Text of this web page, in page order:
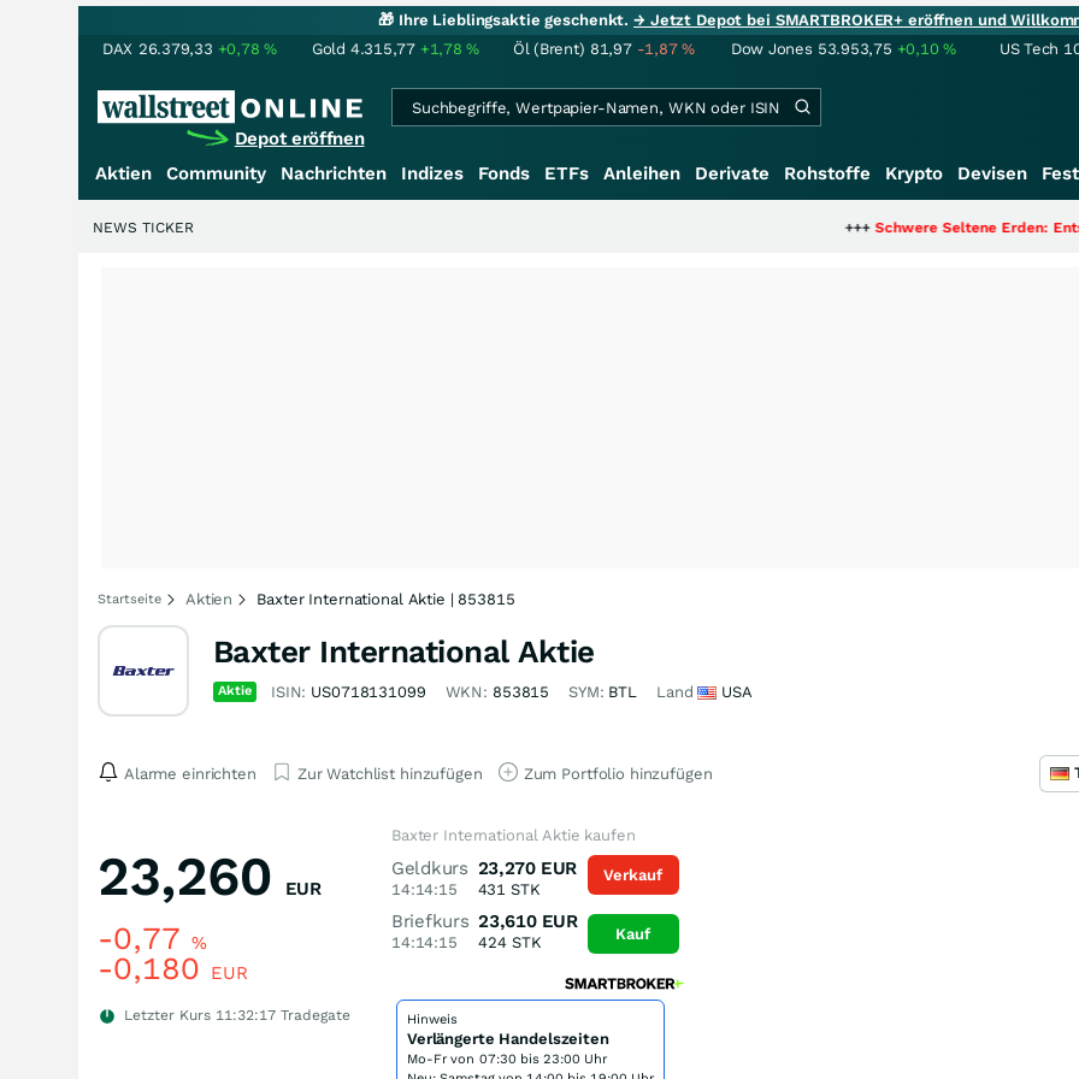
🎁 Ihre Lieblingsaktie geschenkt.→ Jetzt Depot bei SMARTBROKER+ eröffnen und
DAX 26.379,33 +0,78% Gold 4.315,77 +1,78% Öl (Brent) 81,97 -1,87% Dow Jones 53.953,75 +0,10% US Tech
Depot eröffnen
Aktien Community Nachrichten Indizes Fonds ETFs Anleihen Derivate Rohstoffe Krypto Devisen
Schwere Seltene Erden: Entsteht hier
NEWS TICKER
Startseite Aktien Baxter International Aktie | 853815
Baxter International Aktie
Aktie ISIN: US0718131099 WKN: 853815 SYM: BTL Land USA
Alarme einrichten Zur Watchlist hinzufügen Zum Portfolio hinzufügen
23,260 EUR
-0,77 %
-0,180 EUR
Letzter Kurs 11:32:17 Tradegate
Baxter International Aktie kaufen
Geldkurs
14:14:15
23,270 EUR
431 STK
Briefkurs
14:14:15
23,610 EUR
424STK
Verkauf
Kauf
Hinweis
Verlängerte Handelszeiten
Mo-Fr von 07:30 bis 23:00 Uhr